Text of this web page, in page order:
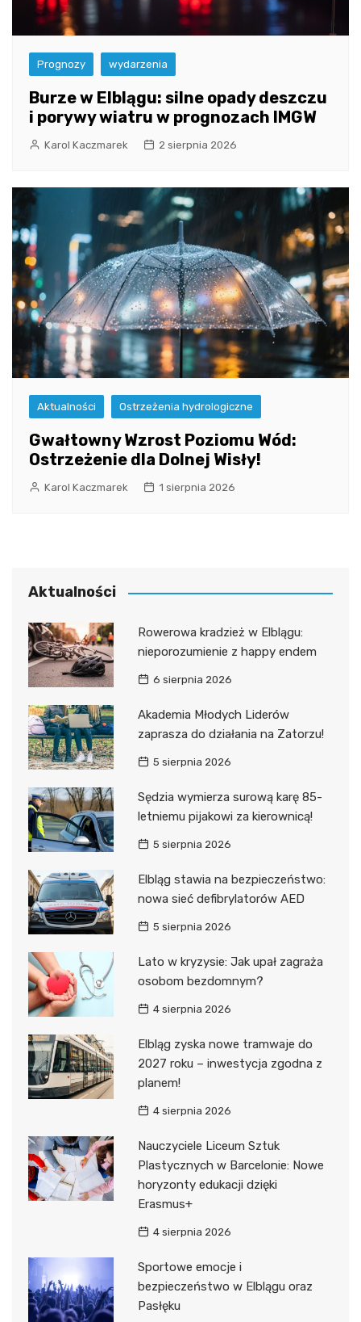
Prognozy wydarzenia
Burze w Elblągu: silne opady deszczu
i porywy wiatru w prognozach IMGW
Karol Kaczmarek 2 sierpnia 2026
Aktualności Ostrzeżenia hydrologiczne
Gwałtowny Wzrost Poziomu Wód:
Ostrzeżenie dla Dolnej Wisły!
Karol Kaczmarek 1 sierpnia 2026
Aktualności
Rowerowa kradzież w Elblągu:
nieporozumienie z happy endem
6 sierpnia 2026
Akademia Młodych Liderów
zaprasza do działania na Zatorzu!
5 sierpnia 2026
Sędzia wymierza surową karę 85-
letniemu pijakowi za kierownicą!
5 sierpnia 2026
Elbląg stawia na bezpieczeństwo:
nowa sieć defibrylatorów AED
5 sierpnia 2026
Lato w kryzysie: Jak upał zagraża
osobom bezdomnym?
4 sierpnia 2026
Elbląg zyska nowe tramwaje do
2027 roku – inwestycja zgodna z
planem!
4 sierpnia 2026
Nauczyciele Liceum Sztuk
Plastycznych w Barcelonie: Nowe
horyzonty edukacji dzięki
Erasmus+
4 sierpnia 2026
Sportowe emocje i
bezpieczeństwo w Elblągu oraz
Pasłęku